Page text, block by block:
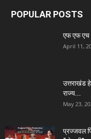
POPULAR POSTS
एफ एफ एच
April 11,
उत्तराखंड
राज्य...
May 23,
प्रज्जवल